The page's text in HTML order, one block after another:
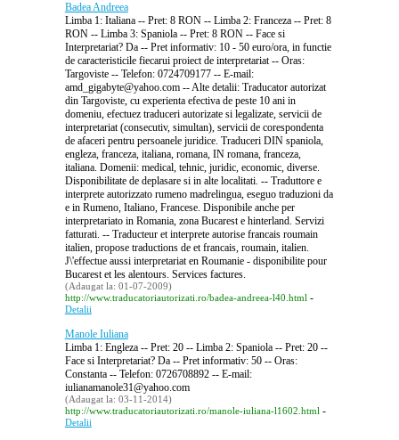
Badea Andreea
Limba 1: Italiana -- Pret: 8 RON -- Limba 2: Franceza -- Pret: 8
RON -- Limba 3: Spaniola -- Pret: 8 RON -- Face si
Interpretariat? Da -- Pret informativ: 10 - 50 euro/ora, in functie
de caracteristicile fiecarui proiect de interpretariat -- Oras:
Targoviste -- Telefon: 0724709177 -- E-mail:
amd_gigabyte@yahoo.com -- Alte detalii: Traducator autorizat
din Targoviste, cu experienta efectiva de peste 10 ani in
domeniu, efectuez traduceri autorizate si legalizate, servicii de
interpretariat (consecutiv, simultan), servicii de corespondenta
de afaceri pentru persoanele juridice. Traduceri DIN spaniola,
engleza, franceza, italiana, romana, IN romana, franceza,
italiana. Domenii: medical, tehnic, juridic, economic, diverse.
Disponibilitate de deplasare si in alte localitati. -- Traduttore e
interprete autorizzato rumeno madrelingua, eseguo traduzioni da
e in Rumeno, Italiano, Francese. Disponibile anche per
interpretariato in Romania, zona Bucarest e hinterland. Servizi
fatturati. -- Traducteur et interprete autorise francais roumain
italien, propose traductions de et francais, roumain, italien.
J\'effectue aussi interpretariat en Roumanie - disponibilite pour
Bucarest et les alentours. Services factures.
(Adaugat la: 01-07-2009)
http://www.traducatoriautorizati.ro/badea-andreea-l40.html-
Detalii
Manole Iuliana
Limba 1: Engleza -- Pret: 20 -- Limba 2: Spaniola -- Pret: 20 --
Face si Interpretariat? Da -- Pret informativ: 50 -- Oras:
Constanta -- Telefon: 0726708892 -- E-mail:
iulianamanole31@yahoo.com
(Adaugat la: 03-11-2014)
http://www.traducatoriautorizati.ro/manole-iuliana-l1602.html-
Detalii